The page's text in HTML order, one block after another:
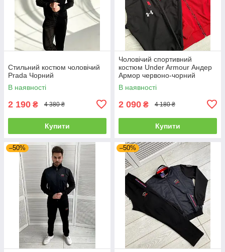
Стильний костюм чоловічий
Prada Чорний
В наявності
2 190 ₴ 4 380 ₴
Купити
Чоловічий спортивний
костюм Under Armour Андер
Армор червоно-чорний
камуфляж Туреччина
В наявності
2 090 ₴ 4 180 ₴
Купити
–50% –50%